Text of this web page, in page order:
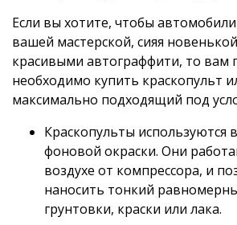
Если вы хотите, чтобы
вашей мастерской, сияя
красивыми автограффити, то вам
необходимо купить краскопульт
максимально подходящий под
Краскопульты используются
фоновой окраски. Они
воздухе от компрессора, и
наносить тонкий
грунтовки, краски или лака.